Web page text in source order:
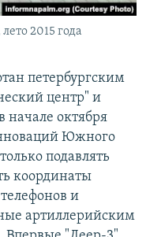
2015 года
петербургским
центр" и
начале октября
Южного
подавлять
координаты
и
артиллерийским